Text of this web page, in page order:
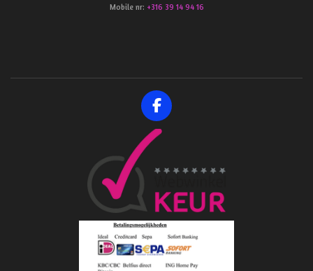
Mobile nr: +316 39 14 94 16
F
a
c
b
o
k